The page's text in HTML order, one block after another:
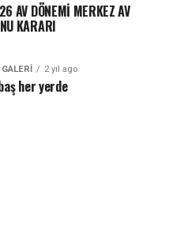
AV DÖNEMİ MERKEZ AV
KARARI
GALERI 2 yıl ago
her yerde